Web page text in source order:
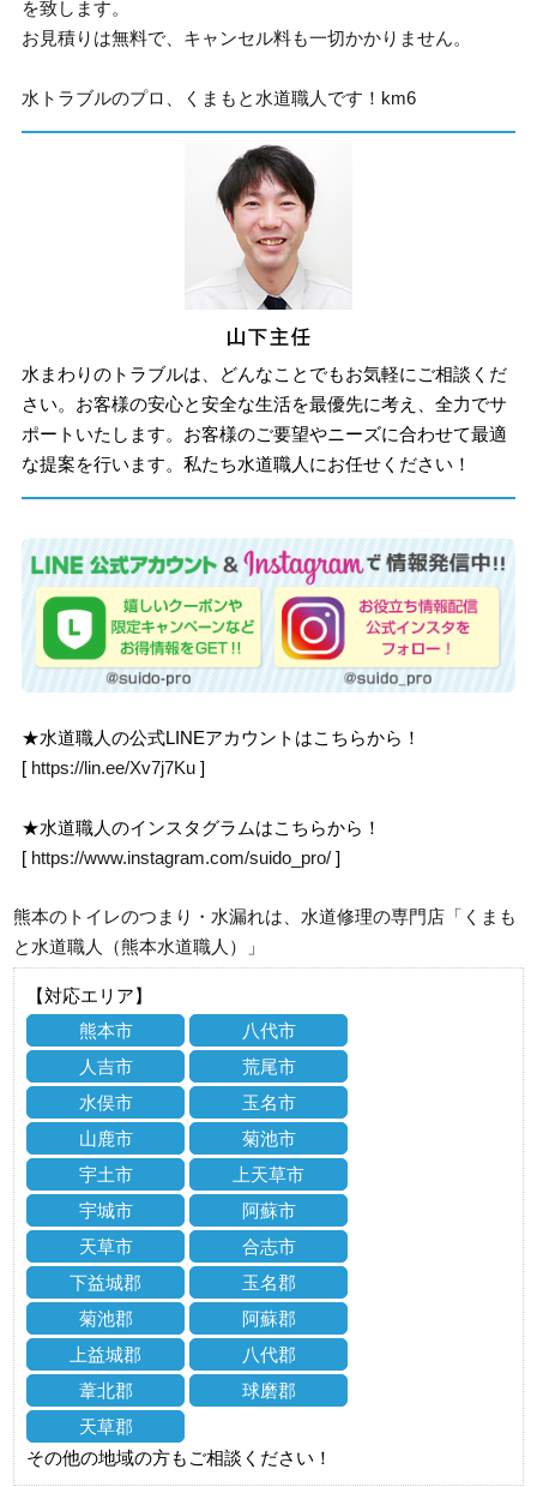
を致します。
お見積りは無料で、キャンセル料も一切かかりません。
水トラブルのプロ、くまもと水道職人です！km6
水まわりのトラブルは、どんなことでもお気軽にご相談くだ
さい。お客様の安心と安全な生活を最優先に考え、全力でサ
ポートいたします。お客様のご要望やニーズに合わせて最適
な提案を行います。私たち水道職人にお任せください！
★水道職人の公式LINEアカウントはこちらから！
[ https://lin.ee/Xv7j7Ku ]
★水道職人のインスタグラムはこちらから！
[ https://www.instagram.com/suido_pro/ ]
熊本のトイレのつまり・水漏れは、水道修理の専門店「くまも
と水道職人（熊本水道職人）」
【対応エリア】
熊本市
八代市
人吉市
荒尾市
水俣市
玉名市
山鹿市
菊池市
宇土市
上天草市
宇城市
阿蘇市
天草市
合志市
下益城郡
玉名郡
菊池郡
阿蘇郡
上益城郡
八代郡
葦北郡
球磨郡
天草郡
その他の地域の方もご相談ください！